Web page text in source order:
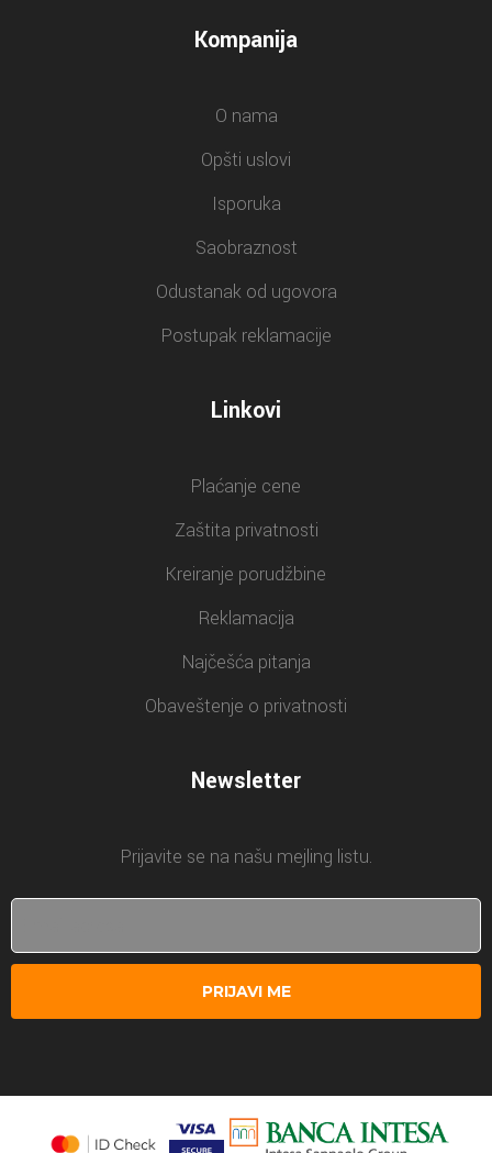
Kompanija
O nama
Opšti uslovi
Isporuka
Saobraznost
Odustanak od ugovora
Postupak reklamacije
Linkovi
Plaćanje cene
Zaštita privatnosti
Kreiranje porudžbine
Reklamacija
Najčešća pitanja
Obaveštenje o privatnosti
Newsletter
Prijavite se na našu mejling listu.
PRIJAVI ME